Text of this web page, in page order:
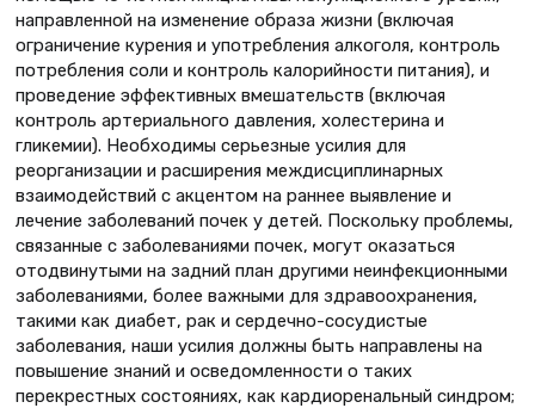
направленной на изменение образа жизни (включая
ограничение курения и употребления алкоголя, контроль
потребления соли и контроль калорийности питания), и
проведение эффективных вмешательств (включая
контроль артериального давления, холестерина и
гликемии). Необходимы серьезные усилия для
реорганизации и расширения междисциплинарных
взаимодействий с акцентом на раннее выявление и
лечение заболеваний почек у детей. Поскольку проблемы,
связанные с заболеваниями почек, могут оказаться
отодвинутыми на задний план другими неинфекционными
заболеваниями, более важными для здравоохранения,
такими как диабет, рак и сердечно-сосудистые
заболевания, наши усилия должны быть направлены на
повышение знаний и осведомленности о таких
перекрестных состояниях, как кардиоренальный синдром;